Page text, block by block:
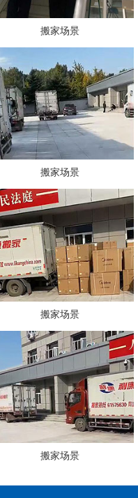
搬家场景
搬家场景
搬家场景
搬家场景